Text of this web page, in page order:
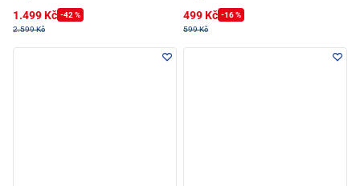
1.499 Kč -42 %
2.599 Kč
499 Kč -16 %
599 Kč